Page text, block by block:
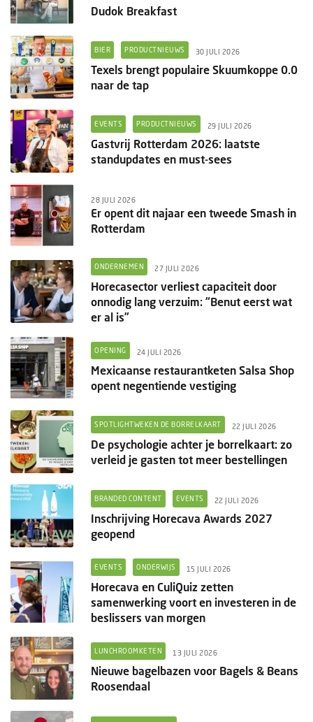
Dudok Breakfast
BIER PRODUCTNIEUWS 30 JULI 2026
Texels brengt populaire Skuumkoppe 0.0
naar de tap
EVENTS PRODUCTNIEUWS 29 JULI 2026
Gastvrij Rotterdam 2026: laatste
standupdates en must-sees
28 JULI 2026
Er opent dit najaar een tweede Smash in
Rotterdam
ONDERNEMEN 27 JULI 2026
Horecasector verliest capaciteit door
onnodig lang verzuim: “Benut eerst wat
er al is”
OPENING 24 JULI 2026
Mexicaanse restaurantketen Salsa Shop
opent negentiende vestiging
SPOTLIGHTWEKEN DE BORRELKAART 22 JULI 2026
De psychologie achter je borrelkaart: zo
verleid je gasten tot meer bestellingen
BRANDED CONTENT EVENTS 22 JULI 2026
Inschrijving Horecava Awards 2027
geopend
EVENTS ONDERWIJS 15 JULI 2026
Horecava en CuliQuiz zetten
samenwerking voort en investeren in de
beslissers van morgen
LUNCHROOMKETEN 13 JULI 2026
Nieuwe bagelbazen voor Bagels & Beans
Roosendaal